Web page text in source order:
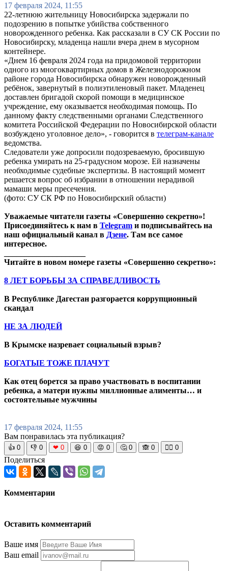
17 февраля 2024, 11:55
22-летнюю жительницу Новосибирска задержали по
подозрению в попытке убийства собственного
новорожденного ребенка. Как рассказали в СУ СК России по
Новосибирску, младенца нашли вчера днем в мусорном
контейнере.
«Днем 16 февраля 2024 года на придомовой территории
одного из многоквартирных домов в Железнодорожном
районе города Новосибирска обнаружен новорожденный
ребёнок, завернутый в полиэтиленовый пакет. Младенец
доставлен бригадой скорой помощи в медицинское
учреждение, ему оказывается необходимая помощь. По
данному факту следственными органами Следственного
комитета Российской Федерации по Новосибирской области
возбуждено уголовное дело», - говорится в телеграм-канале
ведомства.
Следователи уже допросили подозреваемую, бросившую
ребенка умирать на 25-градусном морозе. Ей назначены
необходимые судебные экспертизы. В настоящий момент
решается вопрос об избрании в отношении нерадивой
мамаши меры пресечения.
(фото: СУ СК РФ по Новосибирский области)
Уважаемые читатели газеты «Совершенно секретно»!
Присоединяйтесь к нам в Telegram и подписывайтесь на
наш официальный канал в Дзене. Там все самое
интересное.
Читайте в новом номере газеты «Совершенно секретно»:
8 ЛЕТ БОРЬБЫ ЗА СПРАВЕДЛИВОСТЬ
В Республике Дагестан разгорается коррупционный
скандал
НЕ ЗА ЛЮДЕЙ
В Крымске назревает социальный взрыв?
БОГАТЫЕ ТОЖЕ ПЛАЧУТ
Как отец борется за право участвовать в воспитании
ребенка, а матери нужны миллионные алименты… и
состоятельные мужчины
17 февраля 2024, 11:55
Вам понравилась эта публикация?
👍 0 👎 0 ❤ 0 😆 0 😡 0 🤔 0 🙈 0 🧘‍♀️ 0
Поделиться
Комментарии
Оставить комментарий
Ваше имя
Ваш email